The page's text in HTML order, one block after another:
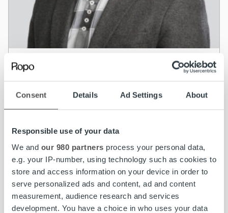
Consent Details Ad Settings About
Responsible use of your data
We and our 980 partners process your personal data,
e.g. your IP-number, using technology such as cookies to
store and access information on your device in order to
serve personalized ads and content, ad and content
measurement, audience research and services
development. You have a choice in who uses your data
Uncategorized
asiakaslähtöistä neuvottelua
Lue lisää